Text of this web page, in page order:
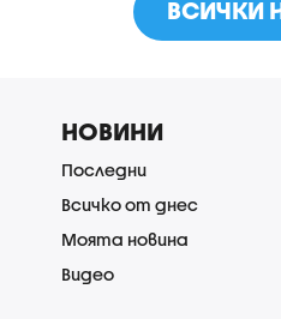
ВСИЧКИ
НОВИНИ
Последни
Всичко от днес
Моята новина
Видео